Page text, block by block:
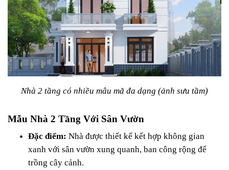
Nhà 2 tầng có nhiều mâu mã đa dạng (ảnh sưu tầm)
Mẫu Nhà 2 Tầng Với Sân Vườn
Đặc điểm: Nhà được thiết kế kết hợp không gian
xanh với sân vườn xung quanh, ban công rộng để
trồng cây cảnh.